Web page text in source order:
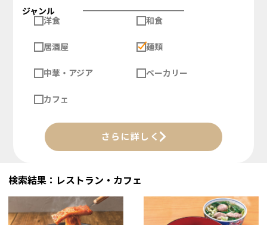
ジャンル
洋食
和食
居酒屋 麺類
中華・アジア ベーカリー
カフェ
さらに詳しく
検索結果：レストラン・カフェ